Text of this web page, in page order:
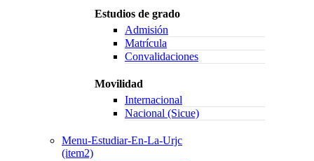
Estudios de grado
Admisión
Matrícula
Convalidaciones
Movilidad
Internacional
Nacional (Sicue)
Menu-Estudiar-En-La-Urjc
(item2)